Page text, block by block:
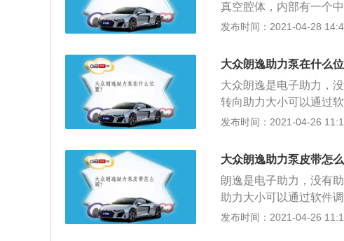
真空腔体，内部有一个
部份与大气相通，另一
发布时间：2021-04-28
大众朗逸助力泵在什么
大众朗逸是电子助力，
转向助力大小可以通过
稳定性，正性能好。可
工作原理：1、EPS的
起，当转向轴转动时，
生的相对转动角位移变
信号决定电动机的旋转
2、电动助力转向系统是
发布时间：2021-04-26
大众朗逸助力泵皮带怎
朗逸是电子助力，没有
助力大小可以通过软件
性，正性能好。可靠性
发布时间：2021-04-26